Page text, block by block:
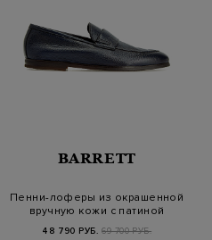
BARRETT
Пенни-лоферы из окрашенной
вручную кожи с патиной
48 790 РУБ. 69 700 РУБ.